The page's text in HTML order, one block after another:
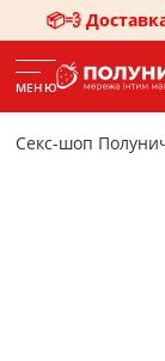
📦💨
МЕНЮ
Секс-шоп